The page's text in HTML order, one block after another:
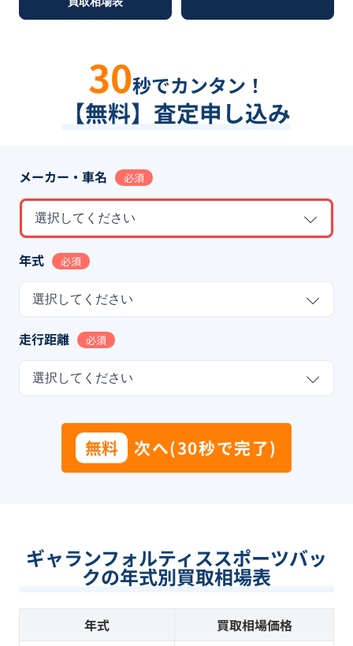
30秒でカンタン！
【無料】査定申し込み
メーカー・車名 必須
選択してください
年式 必須
選択してください
走行距離 必須
選択してください
無料 次へ(30秒で完了)
ギャランフォルティススポーツバッ
クの年式別買取相場表
年式 買取相場価格